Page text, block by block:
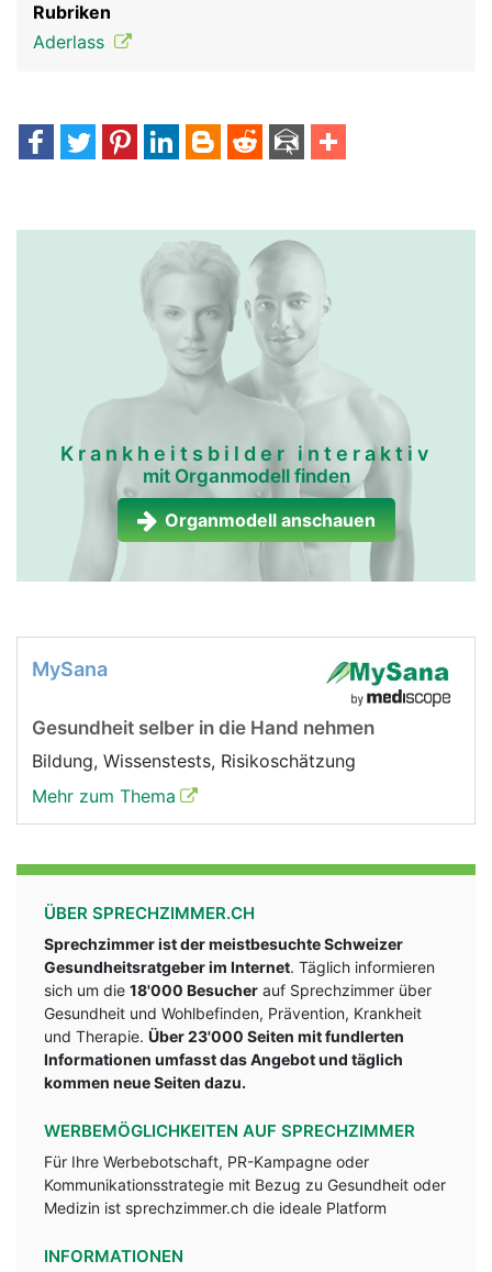
Rubriken
Aderlass
Krankheitsbilder interaktiv
mit Organmodell finden
Organmodell anschauen
MySana
Gesundheit selber in die Hand nehmen
Bildung, Wissenstests, Risikoschätzung
Mehr zum Thema
ÜBER SPRECHZIMMER.CH
Sprechzimmer ist der meistbesuchte Schweizer
Gesundheitsratgeber im Internet. Täglich informieren
sich um die 18'000 Besucher auf Sprechzimmer über
Gesundheit und Wohlbefinden, Prävention, Krankheit
und Therapie. Über 23'000 Seiten mit fundlerten
Informationen umfasst das Angebot und täglich
kommen neue Seiten dazu.
WERBEMÖGLICHKEITEN AUF SPRECHZIMMER
Für Ihre Werbebotschaft, PR-Kampagne oder
Kommunikationsstrategie mit Bezug zu Gesundheit oder
Medizin ist sprechzimmer.ch die ideale Platform
INFORMATIONEN